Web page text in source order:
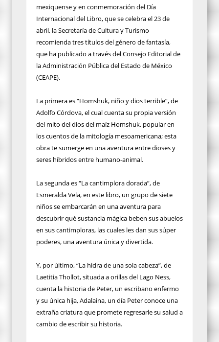
mexiquense y en conmemoración del Día
Internacional del Libro, que se celebra el 23 de
abril, la Secretaría de Cultura y Turismo
recomienda tres títulos del género de fantasía,
que ha publicado a través del Consejo Editorial de
la Administración Pública del Estado de México
(CEAPE).
La primera es “Homshuk, niño y dios terrible”, de
Adolfo Córdova, el cual cuenta su propia versión
del mito del dios del maíz Homshuk, popular en
los cuentos de la mitología mesoamericana; esta
obra te sumerge en una aventura entre dioses y
seres híbridos entre humano-animal.
La segunda es “La cantimplora dorada”, de
Esmeralda Vela, en este libro, un grupo de siete
niños se embarcarán en una aventura para
descubrir qué sustancia mágica beben sus abuelos
en sus cantimploras, las cuales les dan sus súper
poderes, una aventura única y divertida.
Y, por último, “La hidra de una sola cabeza”, de
Laetitia Thollot, situada a orillas del Lago Ness,
cuenta la historia de Peter, un escribano enfermo
y su única hija, Adalaina, un día Peter conoce una
extraña criatura que promete regresarle su salud a
cambio de escribir su historia.